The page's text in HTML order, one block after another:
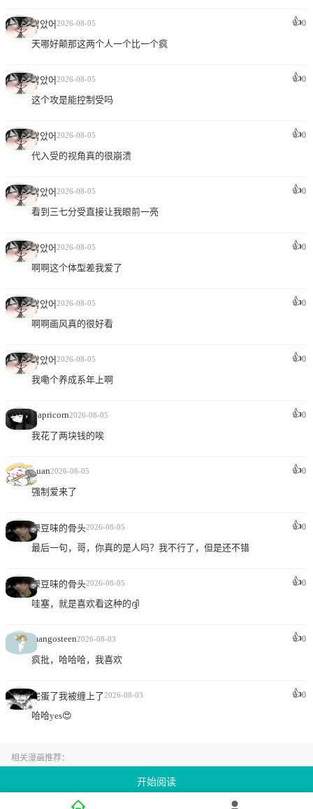
开始阅读
잡았어2026-08-05 👍0
天哪好颠那这两个人一个比一个疯
잡았어2026-08-05 👍0
这个攻是能控制受吗
잡았어2026-08-05 👍0
代入受的视角真的很崩溃
잡았어2026-08-05 👍0
看到三七分受直接让我眼前一亮
잡았어2026-08-05 👍0
啊啊这个体型差我爱了
잡았어2026-08-05 👍0
啊啊画风真的很好看
잡았어2026-08-05 👍0
我嘞个养成系年上啊
Capricorn2026-08-05 👍0
我花了两块钱的唉
xuan2026-08-05 👍0
强制爱来了
绿豆味的骨头2026-08-05 👍0
最后一句，哥，你真的是人吗？我不行了，但是还不错
绿豆味的骨头2026-08-05 👍0
哇塞，就是喜欢看这种的ദ്ദി
mangosteen2026-08-03 👍0
疯批，哈哈哈，我喜欢
完蛋了我被缠上了2026-08-03 👍0
哈哈yes😍
相关漫画推荐：